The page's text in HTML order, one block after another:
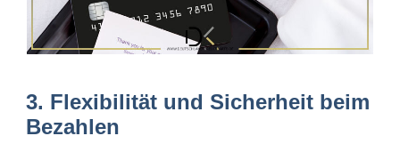
3. Flexibilität und Sicherheit beim
Bezahlen